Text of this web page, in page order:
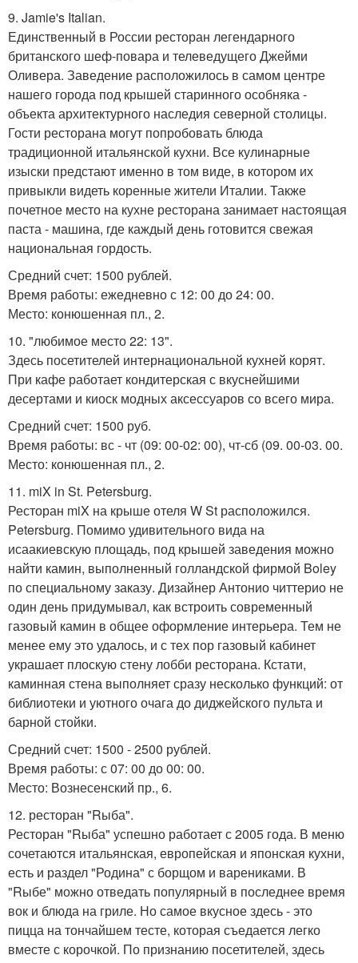
9. Jamie's Italian.
Единственный в России ресторан легендарного
британского шеф-повара и телеведущего Джейми
Оливера. Заведение расположилось в самом центре
нашего города под крышей старинного особняка -
объекта архитектурного наследия северной столицы.
Гости ресторана могут попробовать блюда
традиционной итальянской кухни. Все кулинарные
изыски предстают именно в том виде, в котором их
привыкли видеть коренные жители Италии. Также
почетное место на кухне ресторана занимает настоящая
паста - машина, где каждый день готовится свежая
национальная гордость.
Средний счет: 1500 рублей.
Время работы: ежедневно с 12: 00 до 24: 00.
Место: конюшенная пл., 2.
10. "любимое место 22: 13".
Здесь посетителей интернациональной кухней корят.
При кафе работает кондитерская с вкуснейшими
десертами и киоск модных аксессуаров со всего мира.
Средний счет: 1500 руб.
Время работы: вс - чт (09: 00-02: 00), чт-сб (09. 00-03. 00.
Место: конюшенная пл., 2.
11. miX in St. Petersburg.
Ресторан miX на крыше отеля W St расположился.
Petersburg. Помимо удивительного вида на
исаакиевскую площадь, под крышей заведения можно
найти камин, выполненный голландской фирмой Boley
по специальному заказу. Дизайнер Антонио читтерио не
один день придумывал, как встроить современный
газовый камин в общее оформление интерьера. Тем не
менее ему это удалось, и с тех пор газовый кабинет
украшает плоскую стену лобби ресторана. Кстати,
каминная стена выполняет сразу несколько функций: от
библиотеки и уютного очага до диджейского пульта и
барной стойки.
Средний счет: 1500 - 2500 рублей.
Время работы: с 07: 00 до 00: 00.
Место: Вознесенский пр., 6.
12. ресторан "Rыба".
Ресторан "Rыба" успешно работает с 2005 года. В меню
сочетаются итальянская, европейская и японская кухни,
есть и раздел "Родина" с борщом и варениками. В
"Rыбе" можно отведать популярный в последнее время
вок и блюда на гриле. Но самое вкусное здесь - это
пицца на тончайшем тесте, которая съедается легко
вместе с корочкой. По признанию посетителей, здесь